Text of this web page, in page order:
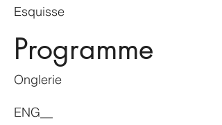
Esquisse
Programme
Onglerie
ENG__